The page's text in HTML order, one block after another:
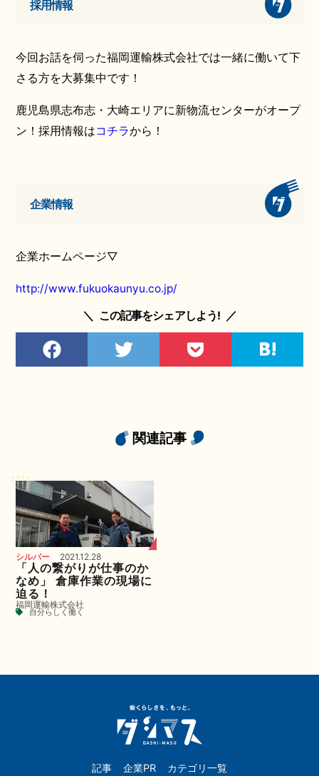
採用情報
今回お話を伺った福岡運輸株式会社では一緒に働いて下
さる方を大募集中です！
鹿児島県志布志・大崎エリアに新物流センターがオープ
ン！採用情報はコチラから！
企業情報
企業ホームページ▽
http://www.fukuokaunyu.co.jp/
＼
この記事をシェアしよう! ／
関連記事
シルバー 2021.12.28
「人の繋がりが仕事のか
なめ」 倉庫作業の現場に
迫る！
福岡運輸株式会社
自分らしく働く
記事 企業PR カテゴリ一覧